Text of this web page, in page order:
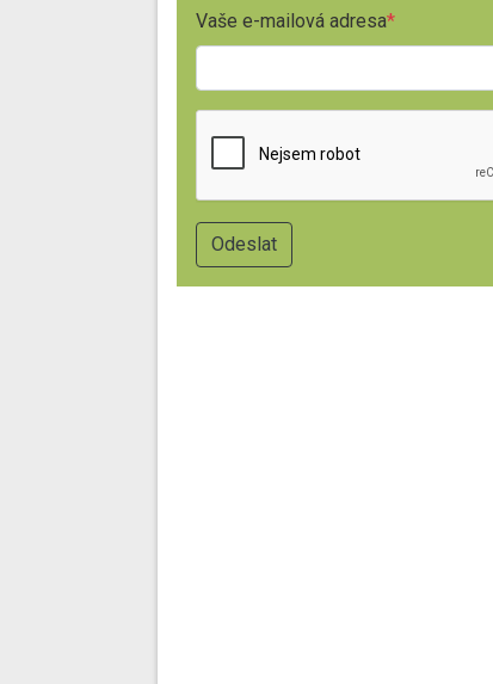
Vaše e-mailová adresa